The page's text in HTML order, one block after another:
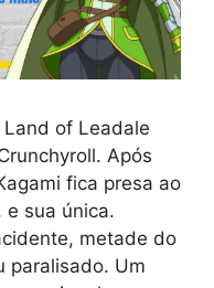
of Leadale
Após
fica presa ao
sua única.
metade do
paralisado. Um